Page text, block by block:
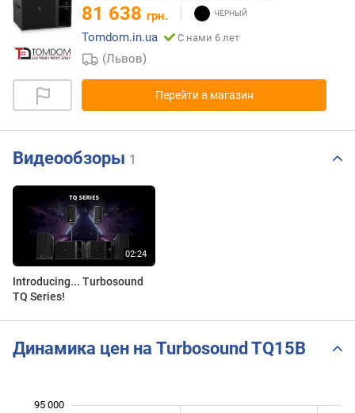
81 638 грн.
Tomdom.in.ua
С нами 6 лет
(Львов)
Перейти в магазин
Видеообзоры 1
Introducing... Turbosound
TQ Series!
Динамика цен на Turbosound TQ15B
95 000